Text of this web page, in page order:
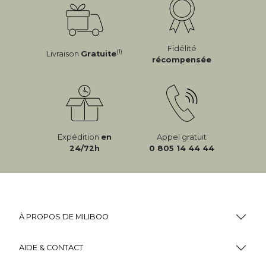
Livraison Gratuite(1)
Fidélité
récompensée
Expédition en
24/72h
Appel gratuit
0 805 14 44 44
À PROPOS DE MILIBOO
AIDE & CONTACT